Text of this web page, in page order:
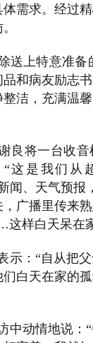
需求。经过
送上特意准备
和病友励志
洁，充满温
良将一台收
这是我们从
闻、天气预报
广播里传来
样白天呆在
示：“自从把
白天在家的
中动情地说：